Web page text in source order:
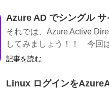
Azure AD でシングル
それでは、Azure Active
してみましょう！！ 今回
記事を読む
Linux ログインを